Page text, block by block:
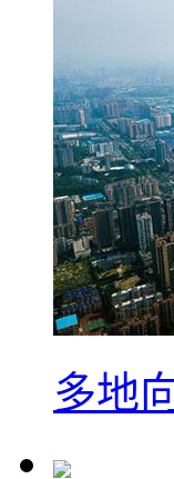
多地